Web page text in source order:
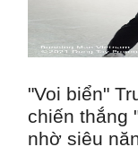
"Voi biển"
chiến thắng
nhờ siêu